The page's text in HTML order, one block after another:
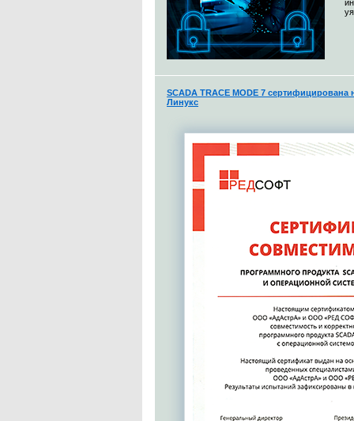
SCADA TRACE MODE 7
Линукс